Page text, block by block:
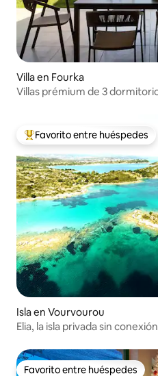
Villa en Fourka
Villas prémium de 3
Favorito entre huéspedes
Favorito entre huéspedes
Isla en Vourvourou
Elia, la isla privada sin
Favorito entre huéspedes